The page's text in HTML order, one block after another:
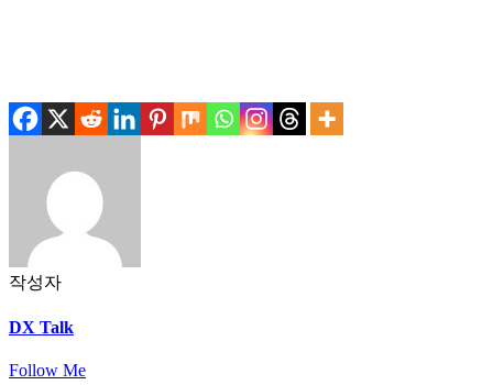
작성자
DX Talk
Follow Me